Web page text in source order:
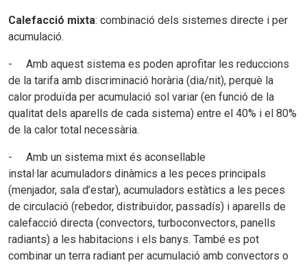
Calefacció mixta: combinació dels sistemes directe i per
acumulació.
- Amb aquest sistema es poden aprofitar les reduccions
de la tarifa amb discriminació horària (dia/nit), perquè la
calor produïda per acumulació sol variar (en funció de la
qualitat dels aparells de cada sistema) entre el 40% i el 80%
de la calor total necessària.
- Amb un sistema mixt és aconsellable
instal·lar acumuladors dinàmics a les peces principals
(menjador, sala d’estar), acumuladors estàtics a les peces
de circulació (rebedor, distribuïdor, passadís) i aparells de
calefacció directa (convectors, turboconvectors, panells
radiants) a les habitacions i els banys. També es pot
combinar un terra radiant per acumulació amb convectors o